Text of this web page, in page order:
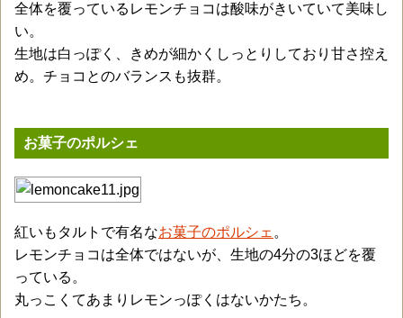
全体を覆っているレモンチョコは酸味がきいていて美味し
い。
生地は白っぽく、きめが細かくしっとりしており甘さ控え
め。チョコとのバランスも抜群。
お菓子のポルシェ
紅いもタルトで有名なお菓子のポルシェ 。
レモンチョコは全体ではないが、生地の4分の3ほどを覆
っている。
丸っこくてあまりレモンっぽくはないかたち。